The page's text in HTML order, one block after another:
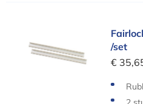
Fairlocks Flap Seal +
/set
€